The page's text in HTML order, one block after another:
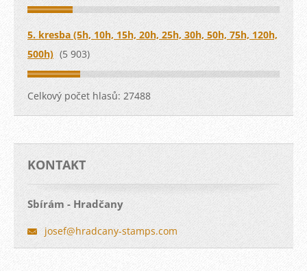
5. kresba (5h, 10h, 15h, 20h, 25h, 30h, 50h, 75h, 120h,
500h) (5 903)
Celkový počet hlasů: 27488
KONTAKT
Sbírám - Hradčany
josef@hradcany-stamps.com